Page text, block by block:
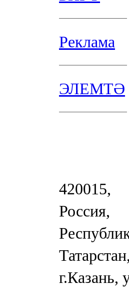
Реклама
ЭЛЕМТӘ
420015,
Россия,
Татарстан,
г.Казань,